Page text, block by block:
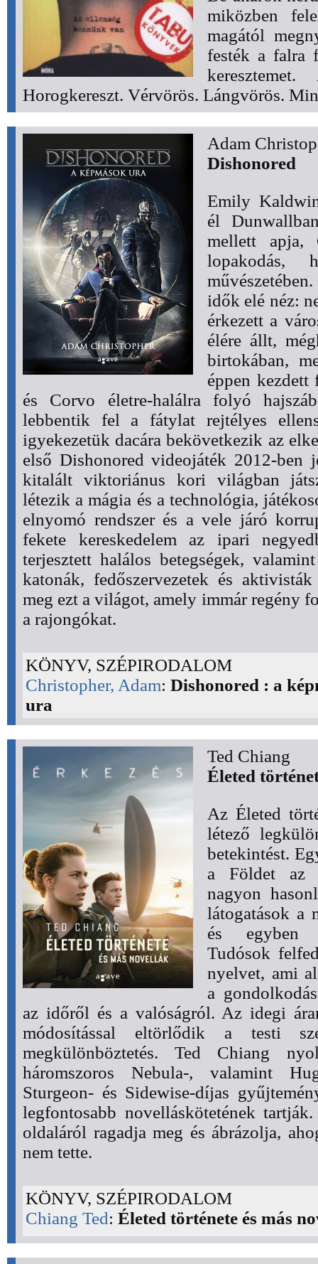
miközben
magától
festék a falra
Horogkereszt. Vérvörös. Lángvörös.
Adam
Dishonored
Emily
él
mellett apja,
lopakodás,
idők elé néz:
érkezett a
élére állt,
birtokában,
éppen kezdett
és Corvo életre-halálra folyó
lebbentik fel a fátylat rejtélyes
igyekezetük dacára bekövetkezik az
első Dishonored videojáték 2012-ben
kitalált viktoriánus kori világban
létezik a mágia és a technológia,
elnyomó rendszer és a vele járó
fekete kereskedelem az ipari
terjesztett halálos betegségek,
katonák, fedőszervezetek és
meg ezt a világot, amely immár regény
a rajongókat.
KÖNYV, SZÉPIRODALOM
Christopher, Adam: Dishonored : a
ura
Ted Chiang
Életed
Az Életed
létező
betekintést.
a Földet az
nagyon
látogatások a
és egyben
Tudósok
nyelvet, ami
a
az időről és a valóságról. Az idegi
módosítással eltörlődik a testi
megkülönböztetés. Ted Chiang
háromszoros Nebula-, valamint
Sturgeon- és Sidewise-díjas
legfontosabb novelláskötetének
oldaláról ragadja meg és ábrázolja,
nem tette.
KÖNYV, SZÉPIRODALOM
Chiang Ted: Életed története és más